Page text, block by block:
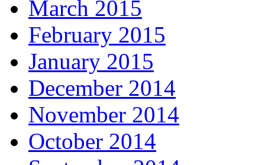
March 2015
February 2015
January 2015
December 2014
November 2014
October 2014